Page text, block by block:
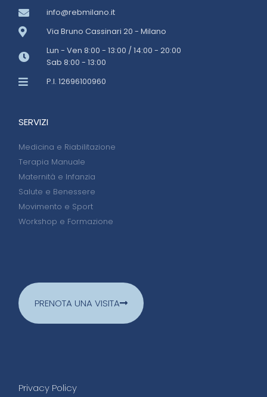
info@rebmilano.it
Via Bruno Cassinari 20 - Milano
Lun - Ven 8:00 - 13:00 / 14:00 - 20:00
Sab 8:00 - 13:00
P.I. 12696100960
SERVIZI
Medicina e Riabilitazione
Terapia Manuale
Maternità e Infanzia
Salute e Benessere
Movimento e Sport
Workshop e Formazione
PRENOTA UNA VISITA
Privacy Policy